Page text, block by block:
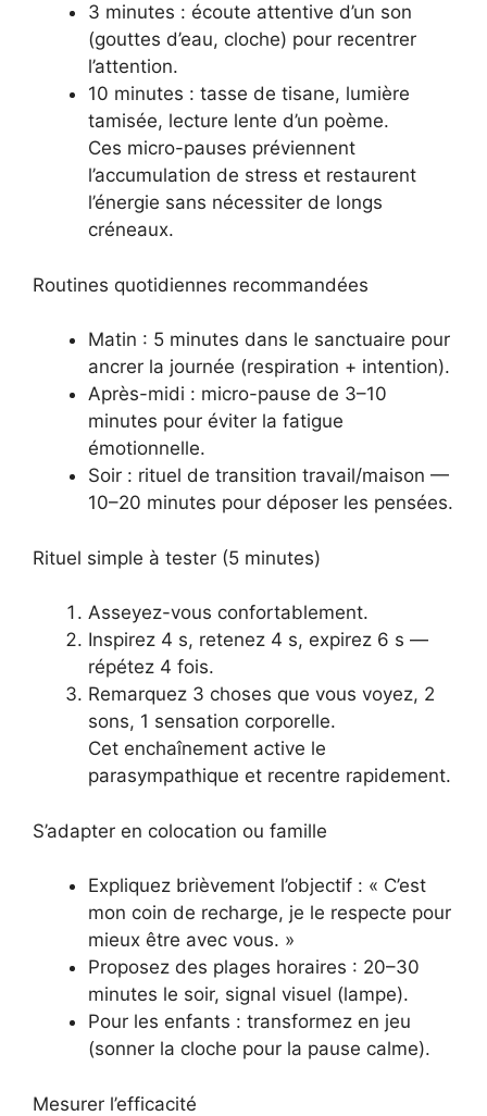
3 minutes : écoute attentive d’un son
(gouttes d’eau, cloche) pour recentrer
l’attention.
10 minutes : tasse de tisane, lumière
tamisée, lecture lente d’un poème.
Ces micro-pauses préviennent
l’accumulation de stress et restaurent
l’énergie sans nécessiter de longs
créneaux.
Routines quotidiennes recommandées
Matin : 5 minutes dans le sanctuaire pour
ancrer la journée (respiration + intention).
Après-midi : micro-pause de 3–10
minutes pour éviter la fatigue
émotionnelle.
Soir : rituel de transition travail/maison —
10–20 minutes pour déposer les pensées.
Rituel simple à tester (5 minutes)
Asseyez-vous confortablement.
Inspirez 4 s, retenez 4 s, expirez 6 s —
répétez 4 fois.
Remarquez 3 choses que vous voyez, 2
sons, 1 sensation corporelle.
Cet enchaînement active le
parasympathique et recentre rapidement.
S’adapter en colocation ou famille
Expliquez brièvement l’objectif : « C’est
mon coin de recharge, je le respecte pour
mieux être avec vous. »
Proposez des plages horaires : 20–30
minutes le soir, signal visuel (lampe).
Pour les enfants : transformez en jeu
(sonner la cloche pour la pause calme).
Mesurer l’efficacité